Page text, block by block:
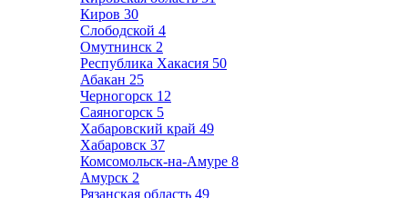
Киров 30
Слободской 4
Омутнинск 2
Республика Хакасия 50
Абакан 25
Черногорск 12
Саяногорск 5
Хабаровский край 49
Хабаровск 37
Комсомольск-на-Амуре 8
Амурск 2
Рязанская область 49